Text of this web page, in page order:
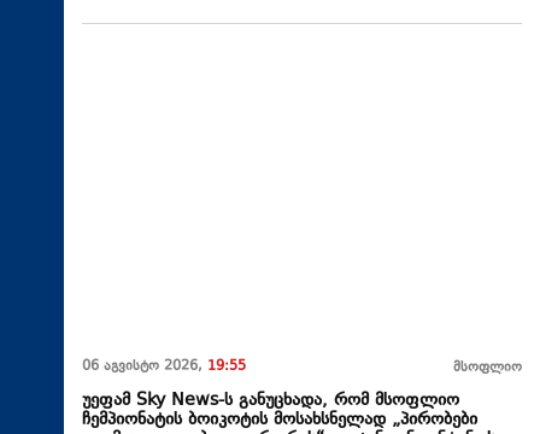
06 აგვისტო 2026, 19:55 მსოფლიო
უეფამ Sky News-ს განუცხადა, რომ მსოფლიო
ჩემპიონატის ბოიკოტის მოსახსნელად „პირობები